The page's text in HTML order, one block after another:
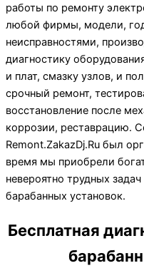
работы по ремонту
любой фирмы, модели,
неисправностями,
диагностику
и плат, смазку узлов, и
срочный ремонт,
восстановление после
коррозии, реставрацию.
Remont.ZakazDj.Ru был
время мы приобрели
невероятно трудных
барабанных установок.
Бесплатная